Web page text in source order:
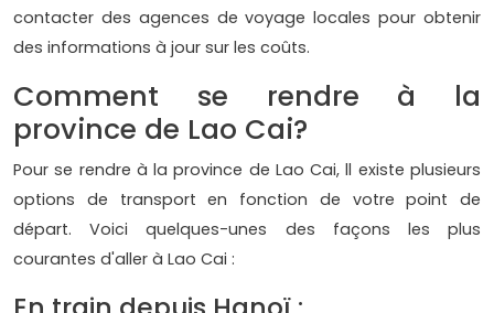
contacter des agences de voyage locales pour obtenir
des informations à jour sur les coûts.
Comment se rendre à la
province de Lao Cai?
Pour se rendre à la province de Lao Cai, ll existe plusieurs
options de transport en fonction de votre point de
départ. Voici quelques-unes des façons les plus
courantes d'aller à Lao Cai :